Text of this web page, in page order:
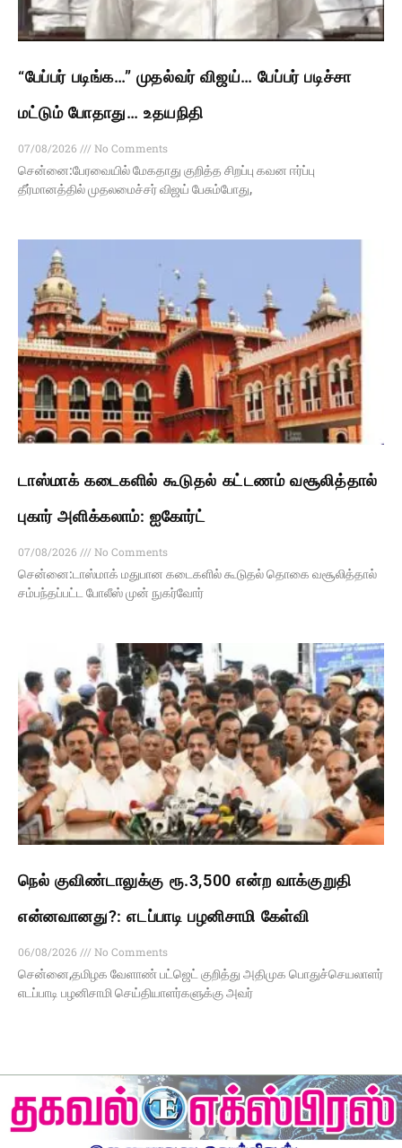
“பேப்பர் படிங்க…” முதல்வர் விஜய்… பேப்பர் படிச்சா
மட்டும் போதாது… உதயநிதி
07/08/2026
No Comments
சென்னை:பேரவையில் மேகதாது குறித்த சிறப்பு கவன ஈர்ப்பு
தீர்மானத்தில் முதலமைச்சர் விஜய் பேசும்போது,
டாஸ்மாக் கடைகளில் கூடுதல் கட்டணம் வசூலித்தால்
புகார் அளிக்கலாம்: ஐகோர்ட்
07/08/2026
No Comments
சென்னை:டாஸ்மாக் மதுபான கடைகளில் கூடுதல் தொகை வசூலித்தால்
சம்பந்தப்பட்ட போலீஸ் முன் நுகர்வோர்
நெல் குவிண்டாலுக்கு ரூ.3,500 என்ற வாக்குறுதி
என்னவானது?: எடப்பாடி பழனிசாமி கேள்வி
06/08/2026
No Comments
சென்னை,தமிழக வேளாண் பட்ஜெட் குறித்து அதிமுக பொதுச்செயலாளர்
எடப்பாடி பழனிசாமி செய்தியாளர்களுக்கு அவர்